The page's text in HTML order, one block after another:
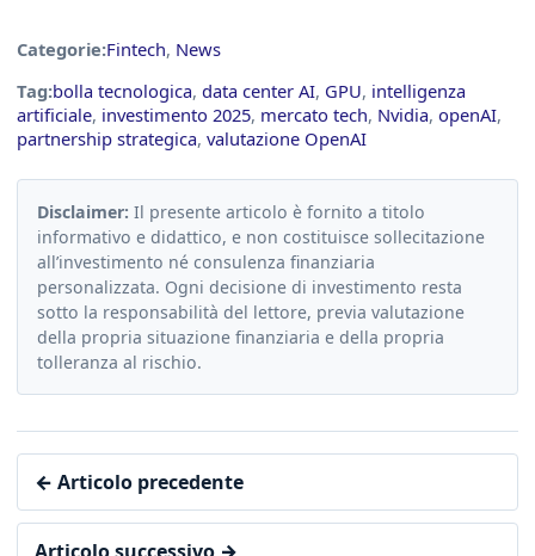
Categorie:Fintech, News
Tag:bolla tecnologica, data center AI, GPU, intelligenza
artificiale, investimento 2025, mercato tech, Nvidia, openAI,
partnership strategica, valutazione OpenAI
Disclaimer: Il presente articolo è fornito a titolo
informativo e didattico, e non costituisce sollecitazione
all’investimento né consulenza finanziaria
personalizzata. Ogni decisione di investimento resta
sotto la responsabilità del lettore, previa valutazione
della propria situazione finanziaria e della propria
tolleranza al rischio.
← Articolo precedente